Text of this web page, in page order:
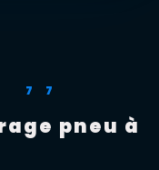
77
pneu à